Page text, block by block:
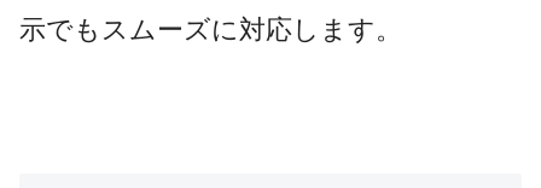
示でもスムーズに対応します。